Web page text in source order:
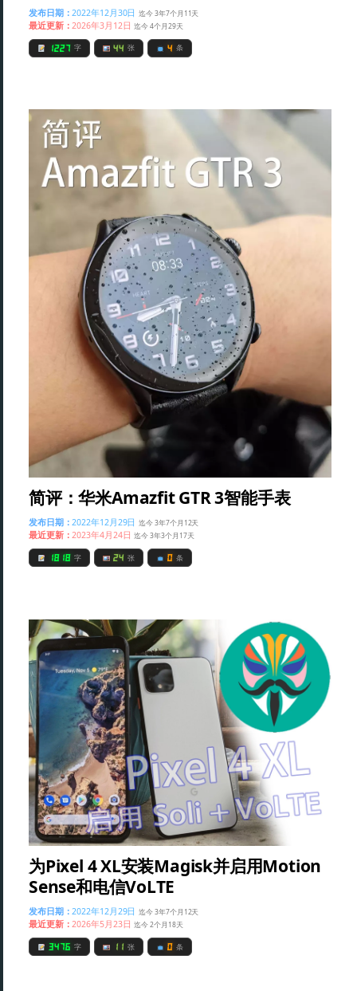
发布日期：2022年12月30日 迄今 3年7个月11天
最近更新：2026年3月12日 迄今 4个月29天
1227 字 44 张 4 条
简评：华米Amazfit GTR 3智能手表
发布日期：2022年12月29日 迄今 3年7个月12天
最近更新：2023年4月24日 迄今 3年3个月17天
1818 字 24 张 0 条
为Pixel 4 XL安装Magisk并启用Motion
Sense和电信VoLTE
发布日期：2022年12月29日 迄今 3年7个月12天
最近更新：2026年5月23日 迄今 2个月18天
3476 字 11 张 0 条